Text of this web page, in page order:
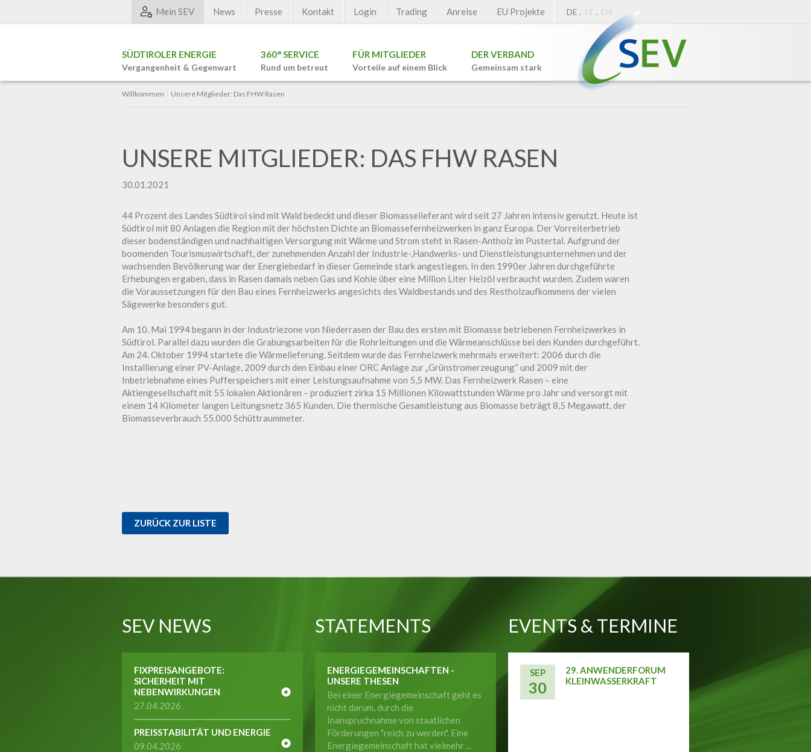
SÜDTIROLER ENERGIE
Vergangenheit & Gegenwart
360° SERVICE
Rund um betreut
FÜR MITGLIEDER
Vorteile auf einem Blick
DER VERBAND
Gemeinsam stark
Mein SEV News Presse Kontakt Login Trading Anreise EU Projekte DE . IT . EN
Willkommen Unsere Mitglieder: Das FHW Rasen
UNSERE MITGLIEDER: DAS FHW RASEN
30.01.2021
44 Prozent des Landes Südtirol sind mit Wald bedeckt und dieser Biomasselieferant wird seit 27 Jahren intensiv genutzt. Heute ist
Südtirol mit 80 Anlagen die Region mit der höchsten Dichte an Biomassefernheizwerken in ganz Europa. Der Vorreiterbetrieb
dieser bodenständigen und nachhaltigen Versorgung mit Wärme und Strom steht in Rasen-Antholz im Pustertal. Aufgrund der
boomenden Tourismuswirtschaft, der zunehmenden Anzahl der Industrie-,Handwerks- und Dienstleistungsunternehmen und der
wachsenden Bevölkerung war der Energiebedarf in dieser Gemeinde stark angestiegen. In den 1990er Jahren durchgeführte
Erhebungen ergaben, dass in Rasen damals neben Gas und Kohle über eine Million Liter Heizöl verbraucht wurden. Zudem waren
die Voraussetzungen für den Bau eines Fernheizwerks angesichts des Waldbestands und des Restholzaufkommens der vielen
Sägewerke besonders gut.
Am 10. Mai 1994 begann in der Industriezone von Niederrasen der Bau des ersten mit Biomasse betriebenen Fernheizwerkes in
Südtirol. Parallel dazu wurden die Grabungsarbeiten für die Rohrleitungen und die Wärmeanschlüsse bei den Kunden durchgeführt.
Am 24. Oktober 1994 startete die Wärmelieferung. Seitdem wurde das Fernheizwerk mehrmals erweitert: 2006 durch die
Installierung einer PV-Anlage, 2009 durch den Einbau einer ORC Anlage zur „Grünstromerzeugung“ und 2009 mit der
Inbetriebnahme eines Pufferspeichers mit einer Leistungsaufnahme von 5,5 MW. Das Fernheizwerk Rasen – eine
Aktiengesellschaft mit 55 lokalen Aktionären – produziert zirka 15 Millionen Kilowattstunden Wärme pro Jahr und versorgt mit
einem 14 Kilometer langen Leitungsnetz 365 Kunden. Die thermische Gesamtleistung aus Biomasse beträgt 8,5 Megawatt, der
Biomasseverbrauch 55.000 Schüttraummeter.
ZURÜCK ZUR LISTE
SEV NEWS
FIXPREISANGEBOTE:
SICHERHEIT MIT
NEBENWIRKUNGEN
27.04.2026
PREISSTABILITÄT UND ENERGIE
09.04.2026
STATEMENTS
ENERGIEGEMEINSCHAFTEN -
UNSERE THESEN
Bei einer Energiegemeinschaft geht es
nicht darum, durch die
Inanspruchnahme von staatlichen
Förderungen "reich zu werden". Eine
Energiegemeinschaft hat vielmehr ...
EVENTS & TERMINE
SEP
30
29. ANWENDERFORUM
KLEINWASSERKRAFT